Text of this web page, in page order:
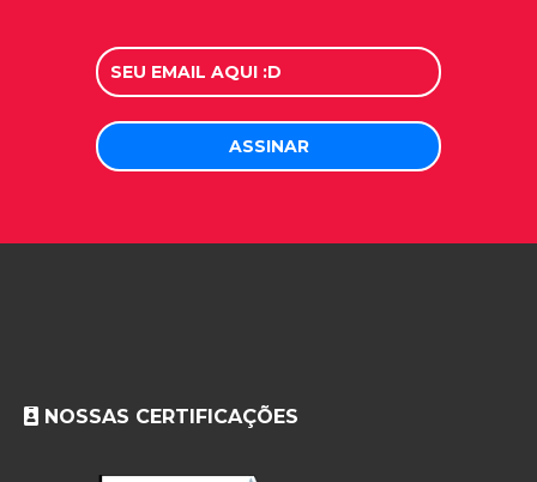
NOSSAS CERTIFICAÇÕES